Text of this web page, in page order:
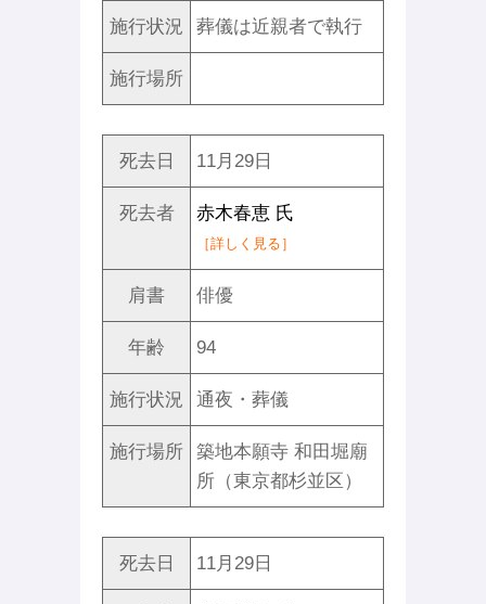
施行状況 葬儀は近親者で執行
施行場所
死去日 11月29日
死去者 赤木春恵 氏
［詳しく見る］
肩書 俳優
年齢 94
施行状況 通夜・葬儀
施行場所
築地本願寺 和田堀廟
所（東京都杉並区）
死去日 11月29日